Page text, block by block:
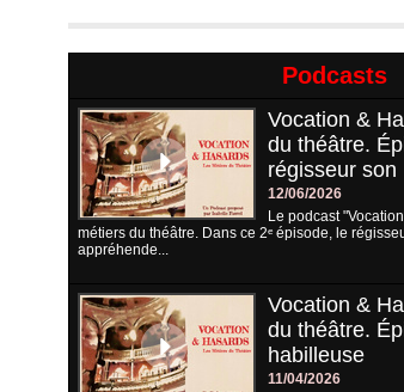
Podcasts
Vocation &
du théâtre.
régisseur son
12/06/2026
Le podcast
métiers du théâtre. Dans ce 2ᵉ épisode, le
appréhende...
Vocation &
du théâtre.
habilleuse
11/04/2026